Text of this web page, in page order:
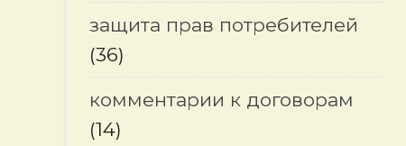
защита прав потребителей
(36)
комментарии к договорам
(14)